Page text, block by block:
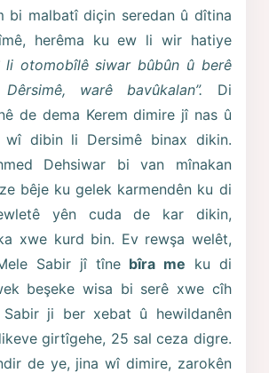
bi malbatî diçin seredan û dîtina
herêma ku ew li wir hatiye
li otomobîlê siwar bûbûn û berê
warê bavûkalan”. Di
de dema Kerem dimire jî nas û
wî dibin li Dersimê binax dikin.
Dehsiwar bi van mînakan
bêje ku gelek karmendên ku di
yên cuda de kar dikin,
xwe kurd bin. Ev rewşa welêt,
Sabir jî tîne bîra me ku di
beşeke wisa bi serê xwe cîh
ji ber xebat û hewildanên
girtîgehe, 25 sal ceza digre.
de ye, jina wî dimire, zarokên